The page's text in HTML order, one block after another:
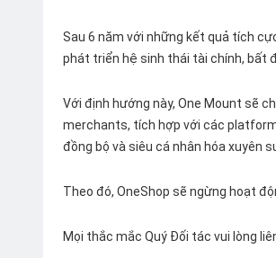
Sau 6 năm với những kết quả tích
phát triển hệ sinh thái tài chính, bất
Với định hướng này, One Mount sẽ
merchants, tích hợp với các
đồng bộ và siêu cá nhân hóa xuyên
Theo đó, OneShop sẽ ngừng hoạt
Mọi thắc mắc Quý Đối tác vui lòng